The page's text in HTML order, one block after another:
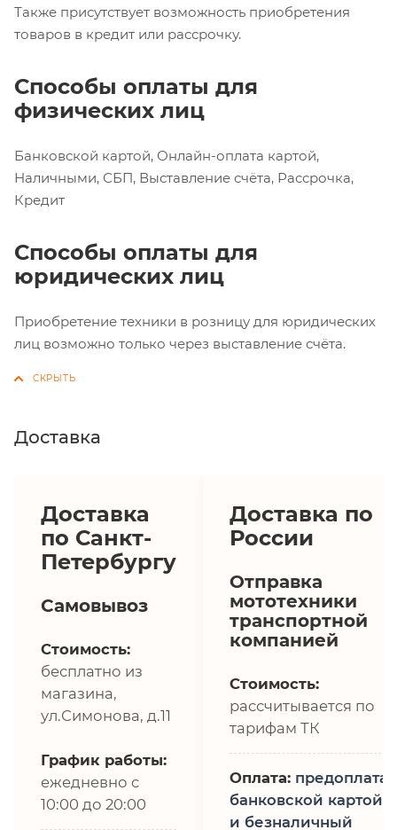
Также присутствует возможность приобретения
товаров в кредит или рассрочку.
Способы оплаты для
физических лиц
Банковской картой, Онлайн-оплата картой,
Наличными, СБП, Выставление счёта, Рассрочка,
Кредит
Способы оплаты для
юридических лиц
Приобретение техники в розницу для юридических
лиц возможно только через выставление счёта.
Доставка
Доставка
по Санкт-
Петербургу
Самовывоз
Стоимость:
бесплатно из
магазина,
ул.Симонова, д.11
График работы:
ежедневно с
10:00 до 20:00
Доставка по
России
Отправка
мототехники
транспортной
компанией
Стоимость:
рассчитывается по
тарифам ТК
Оплата: предоплата,
банковской картой
и безналичный